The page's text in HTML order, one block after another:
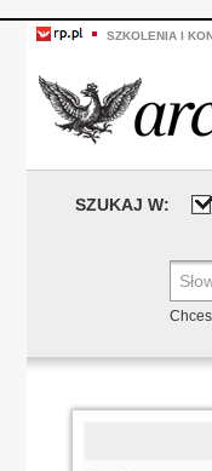
SZKOLENIA I
SZUKAJ W: